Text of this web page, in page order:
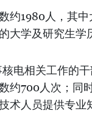
约1980人，其
大学及研究生学
电相关工作的
约700人次；同
术人员提供专业